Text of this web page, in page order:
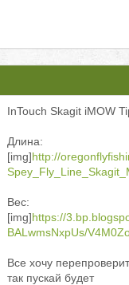
InTouch Skagit iMOW
Длина:
[img]http://
Вес:
[img]https://
BALwmsNxpUs/
Все хочу
так пускай будет